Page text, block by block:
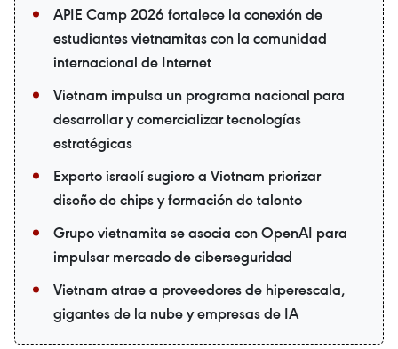
APIE Camp 2026 fortalece la conexión de
estudiantes vietnamitas con la comunidad
internacional de Internet
Vietnam impulsa un programa nacional para
desarrollar y comercializar tecnologías
estratégicas
Experto israelí sugiere a Vietnam priorizar
diseño de chips y formación de talento
Grupo vietnamita se asocia con OpenAI para
impulsar mercado de ciberseguridad
Vietnam atrae a proveedores de hiperescala,
gigantes de la nube y empresas de IA